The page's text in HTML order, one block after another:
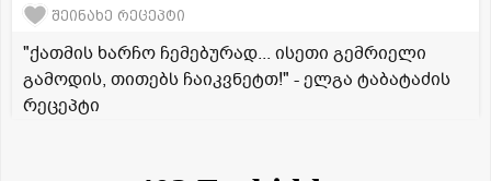
შეინახე რეცეპტი
"ქათმის ხარჩო ჩემებურად... ისეთი გემრიელი
გამოდის, თითებს ჩაიკვნეტთ!" - ელგა ტაბატაძის
რეცეპტი